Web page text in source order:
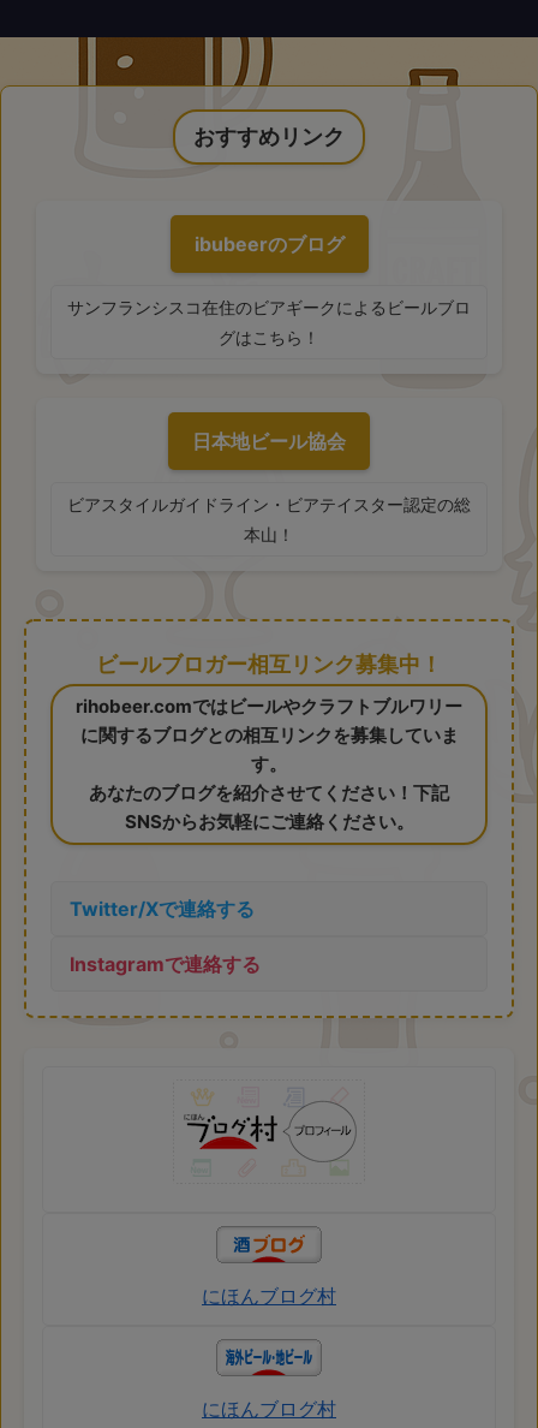
おすすめリンク
ibubeerのブログ
サンフランシスコ在住のビアギークによるビールブロ
グはこちら！
日本地ビール協会
ビアスタイルガイドライン・ビアテイスター認定の総
本山！
ビールブロガー相互リンク募集中！
rihobeer.comではビールやクラフトブルワリー
に関するブログとの相互リンクを募集していま
す。
あなたのブログを紹介させてください！下記
SNSからお気軽にご連絡ください。
Twitter/Xで連絡する
Instagramで連絡する
にほんブログ村
にほんブログ村